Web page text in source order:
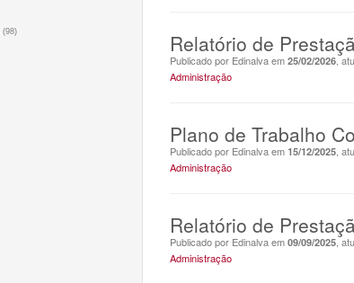
(98) Relatório de
Publicado por Edinalva em 25/02/2026,
Administração
Plano de Trabalho
Publicado por Edinalva em 15/12/2025 ,
Administração
Relatório de
Publicado por Edinalva em 09/09/2025,
Administração